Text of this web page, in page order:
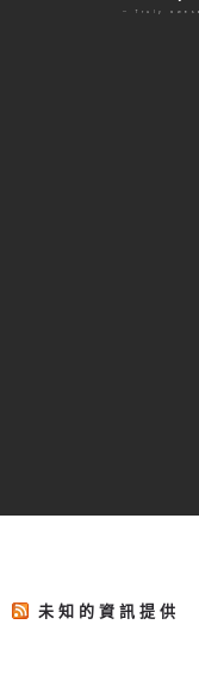
— Truly
未知的資訊提供